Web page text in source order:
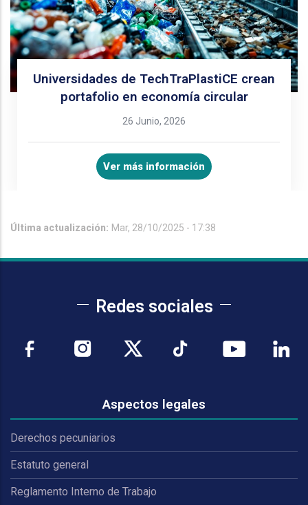
Universidades de TechTraPlastiCE crean
portafolio en economía circular
26 Junio, 2026
Ver más información
Última actualización: Mar, 28/10/2025 - 17:38
Redes sociales
Aspectos legales
Derechos pecuniarios
Estatuto general
Reglamento Interno de Trabajo